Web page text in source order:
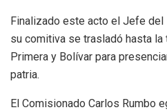
Finalizado este acto el Jefe del
su comitiva se trasladó hasta la
Primera y Bolívar para
patria.
El Comisionado Carlos Rumbo